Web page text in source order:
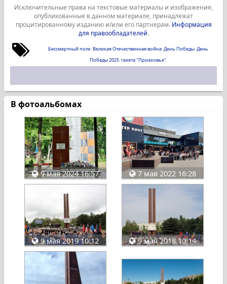
Исключительные права на текстовые материалы и изображения,
опубликованные в данном материале, принадлежат
процитированному изданию и/или его партнерам. Информация
для правообладателей.
Бессмертный полк Великая Отечественная война День Победы День
Победы 2025 газета "Приазовье"
В фотоальбомах
9 мая 2024 16:57 7 мая 2022 16:28
9 мая 2019 10:12 9 мая 2018 10:14